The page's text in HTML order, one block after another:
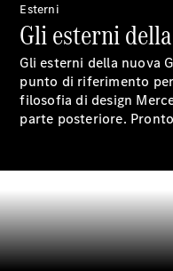
per
guasti
Cerchi
ruote
Esterni
Gli esterni
Gli esterni della nuova
punto di riferimento
filosofia di design
parte posteriore.